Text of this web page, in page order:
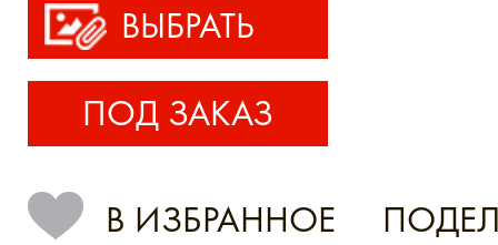
ВЫБРАТЬ
ПОД ЗАКАЗ
В ИЗБРАННОЕ